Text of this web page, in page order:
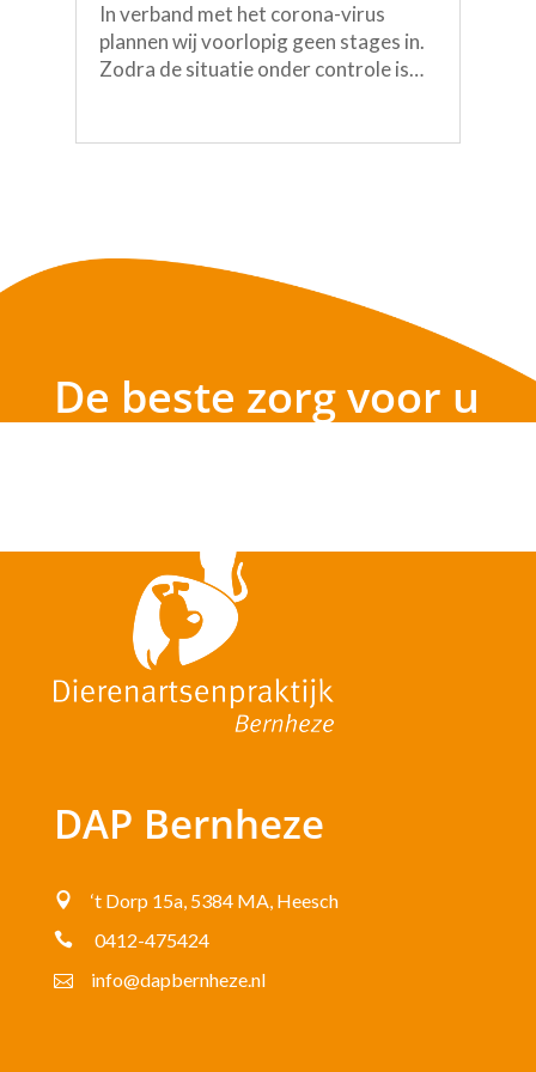
In verband met het corona-virus
plannen wij voorlopig geen stages in.
Zodra de situatie onder controle is
Dierenartsenpraktijk Bernheze is een
De beste zorg voor u
DAP Bernheze
 ‘t Dorp 15a, 5384 MA, Heesch
 0412-475424
 info@dapbernheze.nl